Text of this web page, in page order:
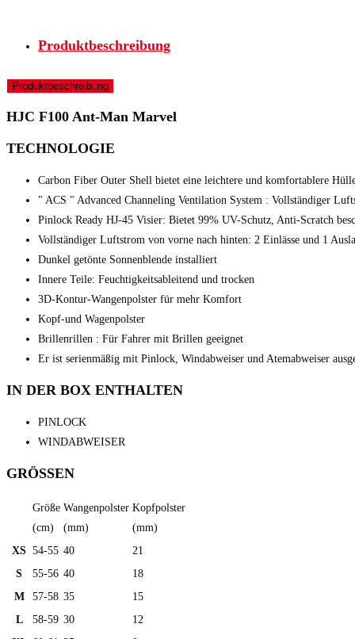
Produktbeschreibung
Produktbeschreibung
HJC F100 Ant-Man Marvel
TECHNOLOGIE
Carbon Fiber Outer Shell bietet eine leichtere und komfortablere
" ACS " Advanced Channeling Ventilation System : Vollständiger
Pinlock Ready HJ-45 Visier: Bietet 99% UV-Schutz, Anti-Scratch
Vollständiger Luftstrom von vorne nach hinten: 2 Einlässe und 1
Dunkel getönte Sonnenblende installiert
Innere Teile: Feuchtigkeitsableitend und trocken
3D-Kontur-Wangenpolster für mehr Komfort
Kopf-und Wagenpolster
Brillenrillen : Für Fahrer mit Brillen geeignet
Er ist serienmäßig mit Pinlock, Windabweiser und Atemabweiser
IN DER BOX ENTHALTEN
PINLOCK
WINDABWEISER
GRÖSSEN
Größe
(cm)
Wangenpolster
(mm)
Kopfpolster
(mm)
XS 54-55 40
21
S
55-56 40
18
M
57-58 35
15
L
58-59 30
12